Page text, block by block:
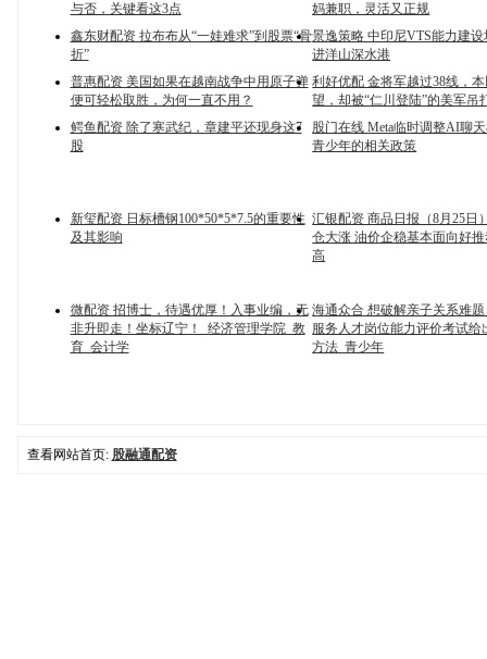
与否，关键看这3点
妈兼职，灵活又正规
鑫东财配资 拉布布从“一娃难求”到股票“骨
折”
景逸策略 中印尼VTS能力建
进洋山深水港
普惠配资 美国如果在越南战争中用原子弹
便可轻松取胜，为何一直不用？
利好优配 金将军越过38线，
望，却被“仁川登陆”的美军吊
鳄鱼配资 除了寒武纪，章建平还现身这7
股
股门在线 Meta临时调整AI聊
青少年的相关政策
新玺配资 日标槽钢100*50*5*7.5的重要性
及其影响
汇银配资 商品日报（8月25日
仓大涨 油价企稳基本面向好
高
微配资 招博士，待遇优厚！入事业编，无
非升即走！坐标辽宁！_经济管理学院_教
育_会计学
海通众合 想破解亲子关系难
服务人才岗位能力评价考试给
方法_青少年
查看网站首页: 股融通配资